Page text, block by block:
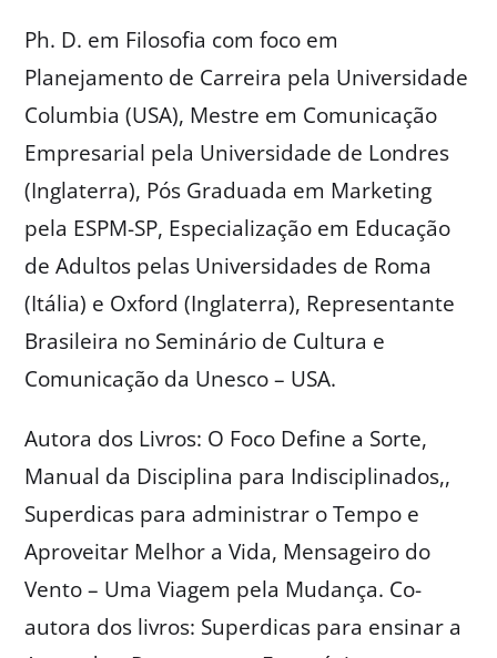
Ph. D. em Filosofia com foco em
Planejamento de Carreira pela Universidade
Columbia (USA), Mestre em Comunicação
Empresarial pela Universidade de Londres
(Inglaterra), Pós Graduada em Marketing
pela ESPM-SP, Especialização em Educação
de Adultos pelas Universidades de Roma
(Itália) e Oxford (Inglaterra), Representante
Brasileira no Seminário de Cultura e
Comunicação da Unesco – USA.
Autora dos Livros: O Foco Define a Sorte,
Manual da Disciplina para Indisciplinados,,
Superdicas para administrar o Tempo e
Aproveitar Melhor a Vida, Mensageiro do
Vento – Uma Viagem pela Mudança. Co-
autora dos livros: Superdicas para ensinar a